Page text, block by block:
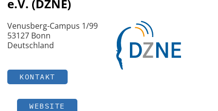
e.V. (DZNE)
Venusberg-Campus 1/99
53127 Bonn
Deutschland
KONTAKT
WEBSITE